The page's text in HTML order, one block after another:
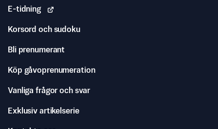
E-tidning
Korsord och sudoku
Bli prenumerant
Köp gåvoprenumeration
Vanliga frågor och svar
Exklusiv artikelserie